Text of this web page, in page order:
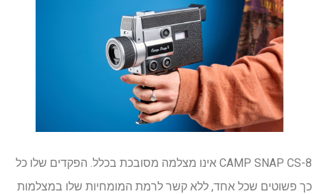
CAMP SNAP CS-8 אינו מצלמה מסובכת בכלל. הפקדים שלו כל
כך פשוטים שכל אחד, ללא קשר לרמת המומחיות שלו במצלמות